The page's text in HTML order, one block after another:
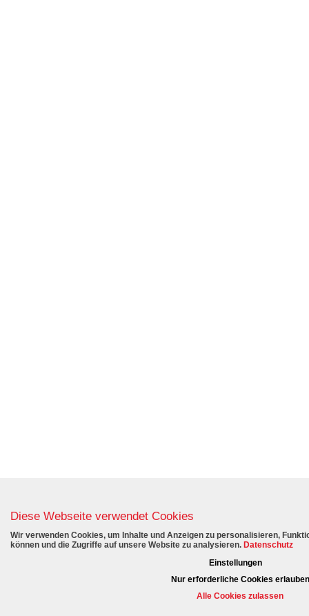
Diese Webseite verwendet Cookies
Wir verwenden Cookies, um Inhalte und Anzeigen zu personalisieren,
können und die Zugriffe auf unsere Website zu analysieren. Datenschutz
Einstellungen
Nur erforderliche Cookies erlauben
Alle Cookies zulassen